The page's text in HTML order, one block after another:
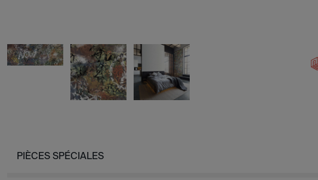
PIÈCES SPÉCIALES